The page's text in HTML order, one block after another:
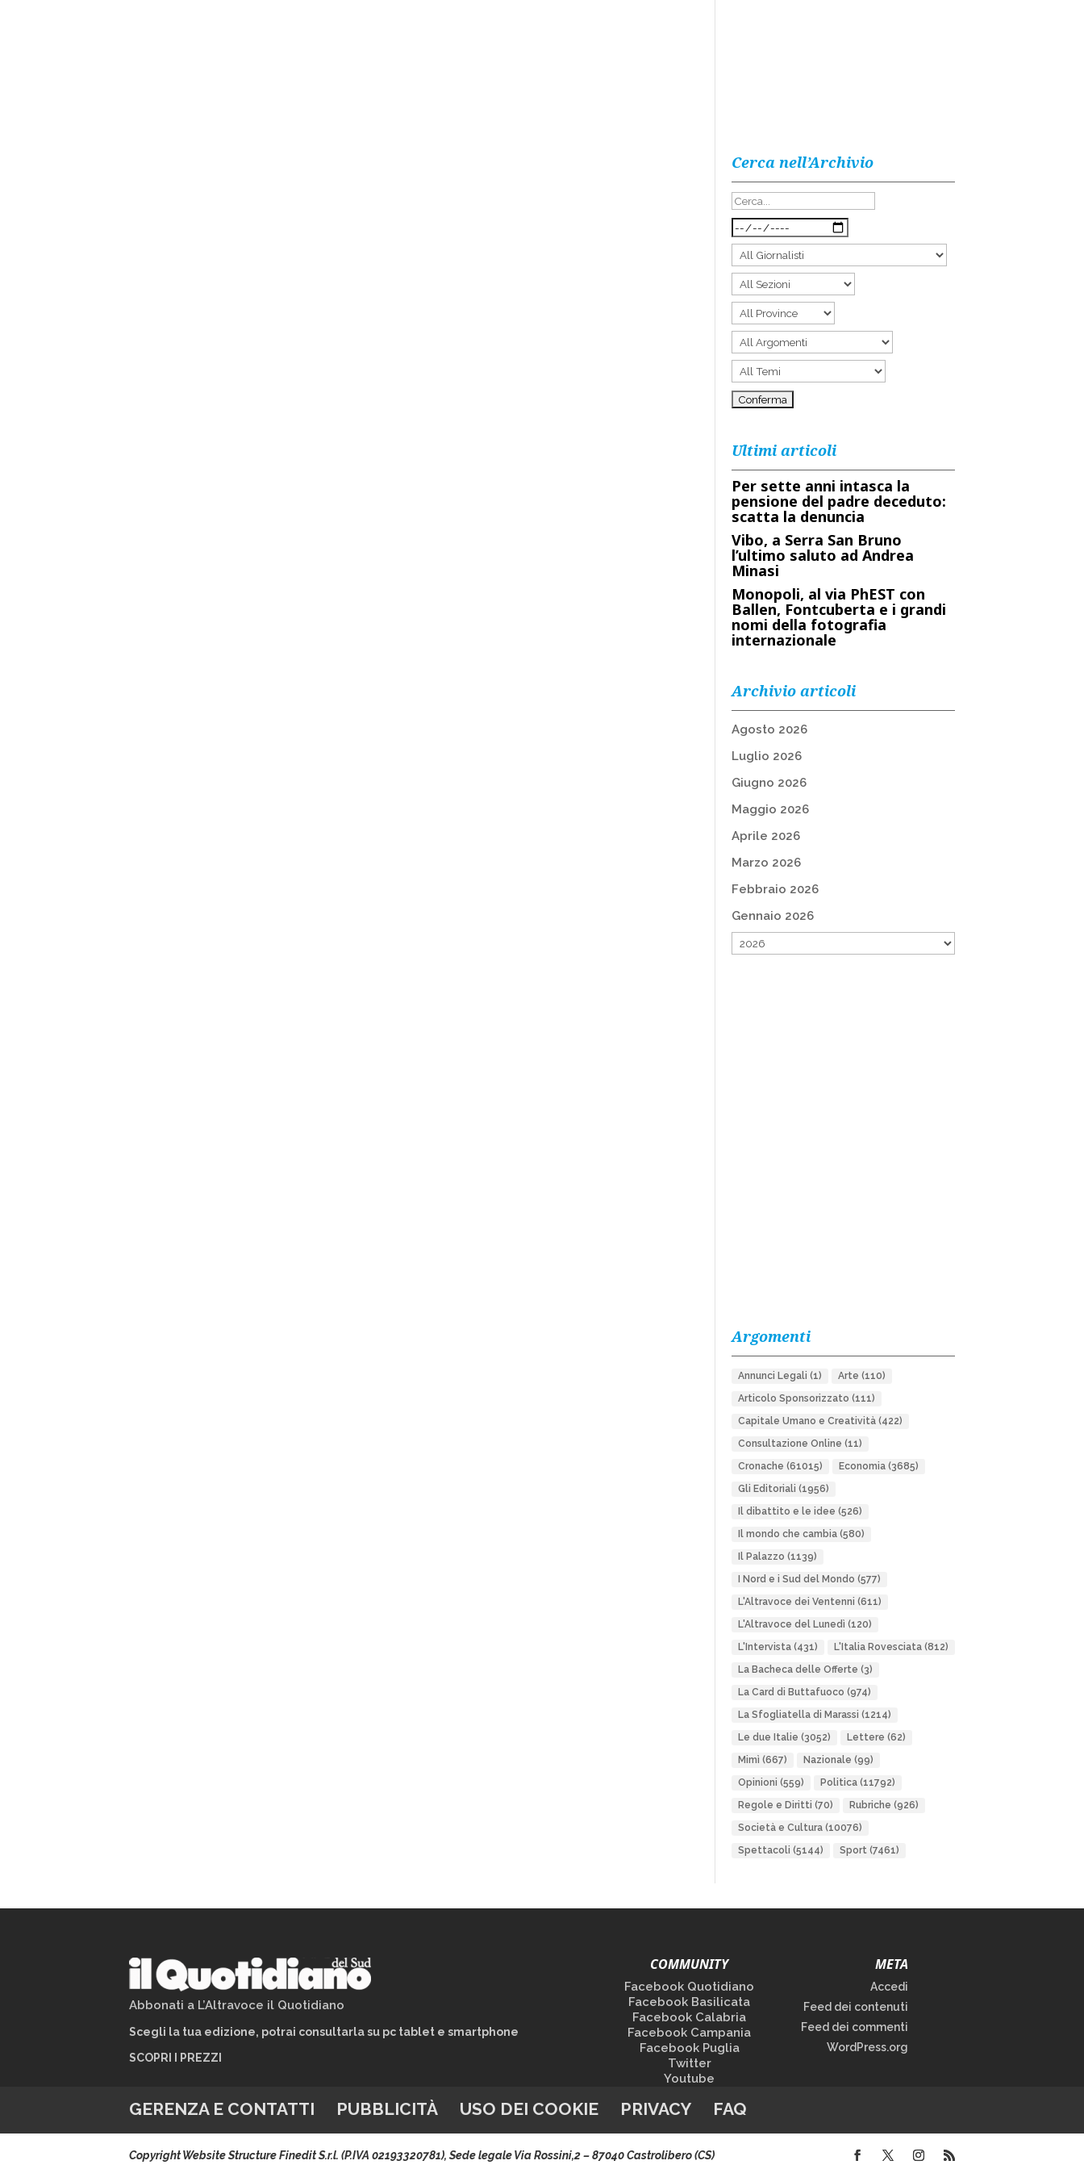
Cerca nell’Archivio
Ultimi articoli
Per sette anni intasca la
pensione del padre deceduto:
scatta la denuncia
Vibo, a Serra San Bruno
l’ultimo saluto ad Andrea
Minasi
Monopoli, al via PhEST con
Ballen, Fontcuberta e i grandi
nomi della fotografia
internazionale
Archivio articoli
Agosto 2026
Luglio 2026
Giugno 2026
Maggio 2026
Aprile 2026
Marzo 2026
Febbraio 2026
Gennaio 2026
Argomenti
Annunci Legali (1) Arte (110)
Articolo Sponsorizzato (111)
Capitale Umano e Creatività(422)
Consultazione Online (11)
Cronache (61015) Economia(3685)
Gli Editoriali (1956)
Il dibattito e le idee (526)
Il mondo che cambia(580)
Il Palazzo (1139)
I Nord e i Sud del Mondo (577)
L'Altravoce dei Ventenni (611)
L'Altravoce del Lunedì (120)
L'Intervista(431) L'Italia Rovesciata(812)
La Bacheca delle Offerte (3)
La Card di Buttafuoco (974)
La Sfogliatella di Marassi (1214)
Le due Italie (3052) Lettere (62)
Mimì (667) Nazionale (99)
Opinioni (559) Politica(11792)
Regole e Diritti (70) Rubriche (926)
Società e Cultura(10076)
Spettacoli (5144) Sport(7461)
Abbonati a L’Altravoce il Quotidiano
Scegli la tua edizione, potrai consultarla su pc tablet e smartphone
SCOPRI I PREZZI
COMMUNITY
Facebook Quotidiano
Facebook Basilicata
Facebook Calabria
Facebook Campania
Facebook Puglia
Twitter
Youtube
META
Accedi
Feed dei contenuti
Feed dei commenti
WordPress.org
GERENZA E CONTATTI PUBBLICITÀ USO DEI COOKIE PRIVACY FAQ
Copyright Website Structure Finedit S.r.l. (P.IVA 02193320781), Sede legale Via Rossini,2 – 87040 Castrolibero (CS)